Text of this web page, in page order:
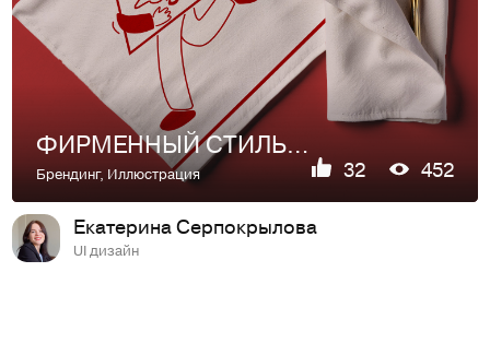
ФИРМЕННЫЙ СТИЛЬ ПИЦЦЕРИИ | BRAND IDENTITY | LOGO
Брендинг, Иллюстрация 32 452
Екатерина Серпокрылова
UI дизайн